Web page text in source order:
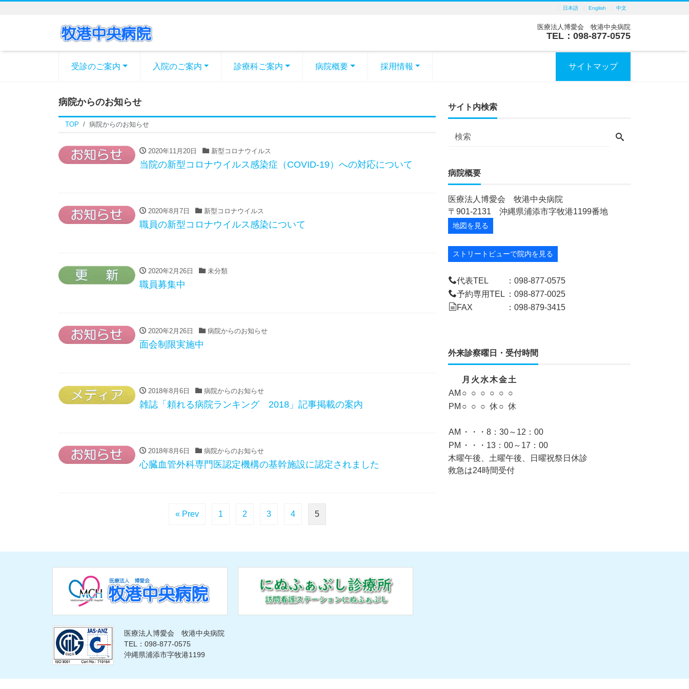
日本語 English 中文
医療法人博愛会 牧港中央病院
TEL：098-877-0575
受診のご案内 入院のご案内 診療科ご案内 病院概要 採用情報 サイトマップ
病院からのお知らせ
TOP 病院からのお知らせ
2020年11月20日 新型コロナウイルス
当院の新型コロナウイルス感染症（COVID-19）への対応について
2020年8月7日 新型コロナウイルス
職員の新型コロナウイルス感染について
2020年2月26日 未分類
職員募集中
2020年2月26日 病院からのお知らせ
面会制限実施中
2018年8月6日 病院からのお知らせ
雑誌「頼れる病院ランキング 2018」記事掲載の案内
2018年8月6日 病院からのお知らせ
心臓血管外科専門医認定機構の基幹施設に認定されました
« Prev 1 2 3 4 5
サイト内検索
病院概要
医療法人博愛会 牧港中央病院
〒901-2131 沖縄県浦添市字牧港1199番地
地図を見る
ストリートビューで院内を見る
代表TEL
：098-877-0575
予約専用TEL ：098-877-0025
FAX
：098-879-3415
外来診察曜日・受付時間
月 火 水木金土
AM ○ ○ ○ ○ ○ ○
PM ○ ○ ○ 休○ 休
AM
・・・8：30～12：00
PM
・・・13：00～17：00
木曜午後、土曜午後、日曜祝祭日休診
救急は24時間受付
医療法人博愛会 牧港中央病院
TEL：098-877-0575
沖縄県浦添市字牧港1199